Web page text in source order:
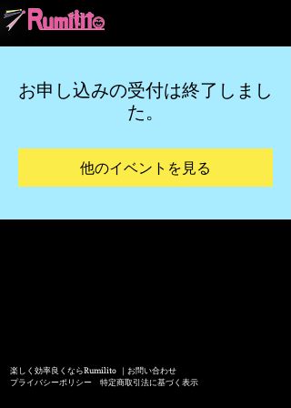
お申し込みの受付は終了しまし
た。
他のイベントを見る
​楽しく効率良くならRumilito ｜ お問い合わせ
プライバシーポリシー
特定商取引法に基づく表示